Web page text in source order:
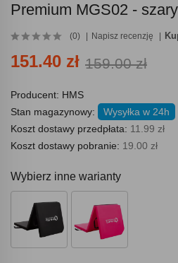
Premium MGS02 - szary
(0) Napisz recenzję
151.40 zł 159.00 zł
Producent: HMS
Stan magazynowy:
Wysyłka w 24h
Koszt dostawy przedpłata: 11.99 zł
Koszt dostawy pobranie: 19.00 zł
Wybierz inne warianty